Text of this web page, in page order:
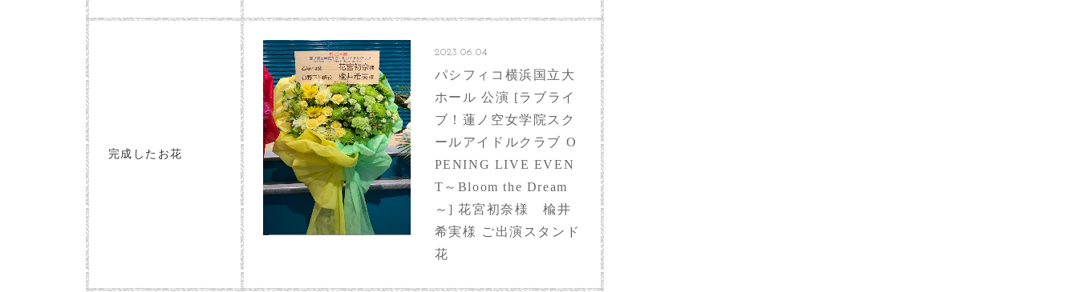
完成したお花
2023.06.04
パシフィコ横浜国立大
ホール 公演 [ラブライ
ブ！蓮ノ空女学院スク
ールアイドルクラブ O
PENING LIVE EVEN
T～Bloom the Dream
～] 花宮初奈様 楡井
希実様 ご出演スタンド
花